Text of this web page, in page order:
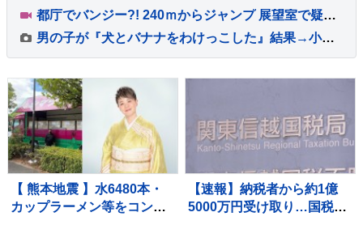
都庁でバンジー?! 240ｍからジャンプ 展望室で疑似体験 目の前には“都庁”や“新宿高層ビル群” あすから期間限定
男の子が『犬とバナナをわけっこした』結果→小さい方を選んだので『なんで大きいのをあげたの？』と聞くと…まさかの一言に反響「優しい世界」
【 熊本地震 】水6480本・
カップラーメン等をコンサ
【速報】納税者から約1億
5000万円受け取り…国税職